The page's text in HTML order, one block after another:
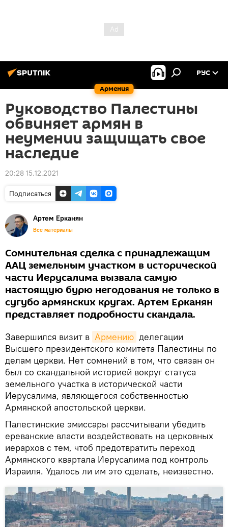
Армения
РУС
Руководство Палестины
обвиняет армян в
неумении защищать свое
наследие
20:28 15.12.2021
Подписаться
Артем Ерканян
Все материалы
Сомнительная сделка с принадлежащим
ААЦ земельным участком в исторической
части Иерусалима вызвала самую
настоящую бурю негодования не только в
сугубо армянских кругах. Артем Ерканян
представляет подробности скандала.
Завершился визит в Армению делегации
Высшего президентского комитета Палестины по
делам церкви. Нет сомнений в том, что связан он
был со скандальной историей вокруг статуса
земельного участка в исторической части
Иерусалима, являющегося собственностью
Армянской апостольской церкви.
Палестинские эмиссары рассчитывали убедить
ереванские власти воздействовать на церковных
иерархов с тем, чтоб предотвратить переход
Армянского квартала Иерусалима под контроль
Израиля. Удалось ли им это сделать, неизвестно.